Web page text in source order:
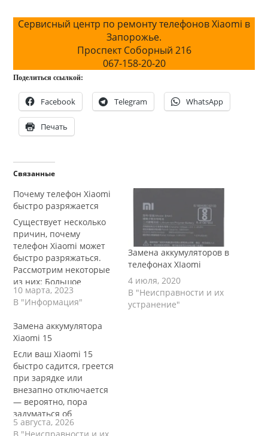
Сервисный центр по ремонту телефонов Xiaomi в
Запорожье.
Проспект Соборный 216
067-158-20-20
Поделиться ссылкой:
Facebook Telegram WhatsApp
Печать
Связанные
Почему телефон Xiaomi
быстро разряжается
Существует несколько
причин, почему
телефон Xiaomi может
быстро разряжаться.
Рассмотрим некоторые
из них: Большое
количество
приложений: Если на
много приложений, они
могут использовать
много энергии, даже
если не используются в
данный момент.
Рекомендуется удалить
неиспользуемые
приложения или
ограничить запуск
10 марта, 2023
В "Информация"
Замена аккумуляторов в
телефонах XIaomi
4 июля, 2020
В "Неисправности и их
устранение"
Замена аккумулятора
Xiaomi 15
Если ваш Xiaomi 15
быстро садится, греется
при зарядке или
внезапно отключается
— вероятно, пора
задуматься об
аккумуляторе. В статье
5 августа, 2026